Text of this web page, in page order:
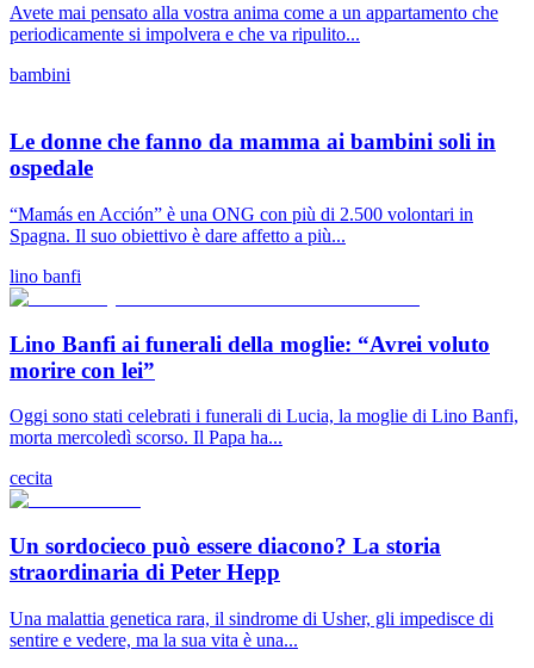
Avete mai pensato alla vostra anima come a un appartamento che
periodicamente si impolvera e che va ripulito...
bambini
Le donne che fanno da mamma ai bambini soli in
ospedale
“Mamás en Acción” è una ONG con più di 2.500 volontari in
Spagna. Il suo obiettivo è dare affetto a più...
lino banfi
Lino Banfi ai funerali della moglie: “Avrei voluto
morire con lei”
Oggi sono stati celebrati i funerali di Lucia, la moglie di Lino Banfi,
morta mercoledì scorso. Il Papa ha...
cecita
Un sordocieco può essere diacono? La storia
straordinaria di Peter Hepp
Una malattia genetica rara, il sindrome di Usher, gli impedisce di
sentire e vedere, ma la sua vita è una...